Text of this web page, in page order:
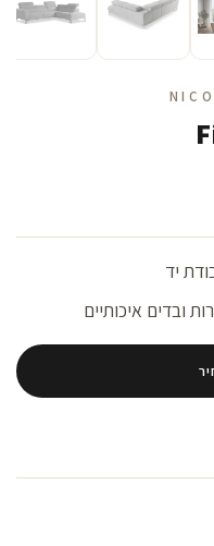
יד
ובדים איכותיים